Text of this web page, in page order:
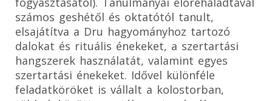
számos geshétől és oktatótól tanult,
elsajátítva a Dru hagyományhoz tartozó
dalokat és rituális énekeket, a szertartási
hangszerek használatát, valamint egyes
szertartási énekeket. Idővel különféle
feladatköröket is vállalt a kolostorban,